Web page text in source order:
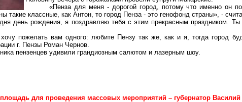
«Пенза для меня - дорогой город, потому что именно он
такие классные, как Антон, то город Пенза - это генофонд страны», -
день рождения, я поздравляю тебя с этим прекрасным праздником.
пожелать вам одного: любите Пензу так же, как и я, тогда город
г. Пензы Роман Чернов.
пензенцев удивили грандиозным салютом и лазерным шоу.
для проведения массовых мероприятий – губернатор